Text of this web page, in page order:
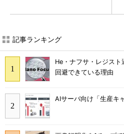
記事ランキング
He・ナフサ・レジス
回避できている理由
AIサーバ向け「生産キ